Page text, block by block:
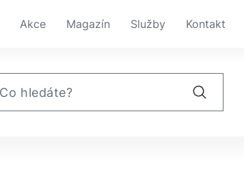
Akce Magazín Služby Kontakt